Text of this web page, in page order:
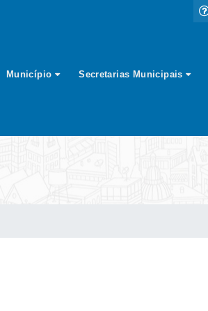
Município Secretarias Municipais